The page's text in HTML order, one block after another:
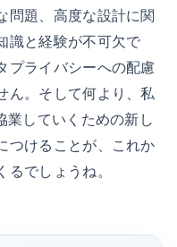
問題、高度な設計に関
識と経験が不可欠で
プライバシーへの配慮
ん。そして何より、私
業していくための新し
つけることが、これか
でしょうね。